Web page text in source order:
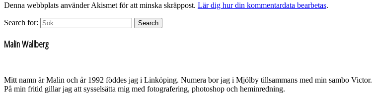
Denna webbplats använder Akismet för att minska skräppost. Lär dig hur din kommentardata bearbetas.
Search for: Search
Malin Wallberg
Mitt namn är Malin och år 1992 föddes jag i Linköping. Numera bor jag i Mjölby tillsammans med min sambo Victor.
På min fritid gillar jag att sysselsätta mig med fotografering, photoshop och heminredning.